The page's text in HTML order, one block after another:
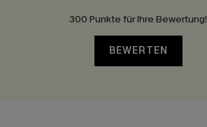
300 Punkte für Ihre Bewertung!
BEWERTEN